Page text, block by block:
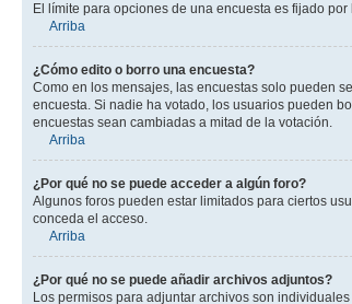
El límite para opciones de una encuesta es fijado
Arriba
¿Cómo edito o borro una encuesta?
Como en los mensajes, las encuestas solo pueden
encuesta. Si nadie ha votado, los usuarios pueden
encuestas sean cambiadas a mitad de la votación.
Arriba
¿Por qué no se puede acceder a algún foro?
Algunos foros pueden estar limitados para ciertos
conceda el acceso.
Arriba
¿Por qué no se puede añadir archivos adjuntos?
Los permisos para adjuntar archivos son